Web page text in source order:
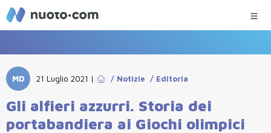
MD 21 Luglio 2021 | / Notizie / Editoria
Gli alfieri azzurri. Storia dei
portabandiera ai Giochi olimpici